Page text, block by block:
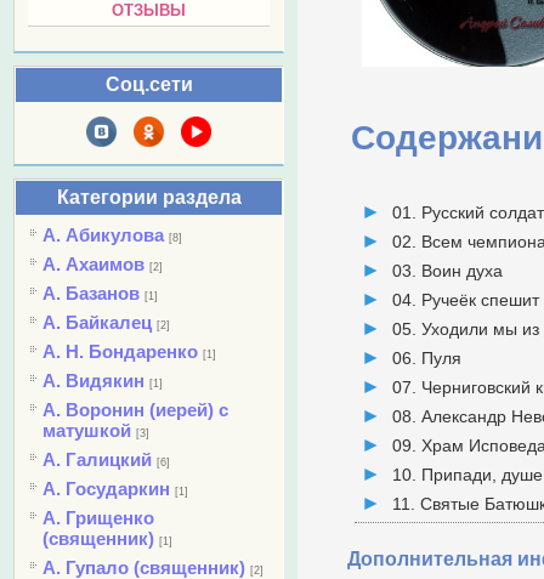
ОТЗЫВЫ
Соц.сети
Категории раздела
А. Абикулова [8]
А. Ахаимов [2]
А. Базанов [1]
А. Байкалец [2]
А. Н. Бондаренко [1]
А. Видякин [1]
А. Воронин (иерей) с
матушкой [3]
А. Галицкий [6]
А. Государкин [1]
А. Грищенко
(священник) [1]
А. Гупало (священник) [2]
01. Русский солдат
02. Всем
03. Воин духа
04. Ручеёк спешит
05. Уходили мы
06. Пуля
07. Черниговский
08. Александр
09. Храм
10. Припади,
11. Святые
Дополнительная